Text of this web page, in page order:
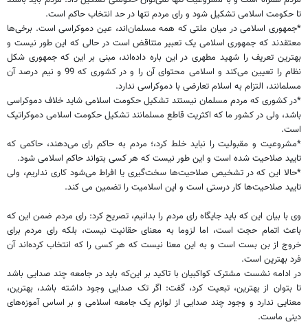
تا حکومت اسلامی تشکیل شود و رای مردم تنها در حد انتخاب حاکم است.
*جمهوری اسلامی در میان ملتی که همه مسلمان‌اند، عین دموکراسی است. برخی‌ها
معتقدند که جمهوری اسلامی یک تعبیر متناقض است در حالی که این طور نیست و
بهترین تعریف را شهید مطهری در این باره داده‌اند، مبنی بر این که جمهوری شکل
نظام را تعیین می‌کند و اسلامی محتوای آن را و در کشوری که 99 و نیم درصد آن
مسلمانند، التزام به اسلام تعارضی با دموکراسی ندارد.
*در کشوری که مردم مسلمان نیستند تشکیل حکومت اسلامی شاید خلاف دموکراسی
باشد، ولی در کشور ما که اکثریت قاطع مسلمانند تشکیل حکومت اسلامی دموکراتیک
است.
*مشروعیت و مقبولیت را نباید خلط کرد،؛ مردم به حاکم رای می‌دهند، حاکمی که
تایید صلاحیت شده است و این طور نیست که هر کسی بتواند حاکم اسلامی شود.
*حالا این که در تشخیص صلاحیت‌ها سخت‌گیری یا افراط می‌شود کاری نداریم، ولی
تایید صلاحیت‌ها کار درستی است و این اسلامیت را تضمین می کند.
وی با بیان این که باید جایگاه رای مردم را بدانیم، تصریح کرد: رای مردم ضمن این که
باعث اتمام حجت است، اما لزوما به معنای حقانیت نیست، بلکه رای مردم برای
خروج از بن بست است و به این معنا نیست که هر کسی را که انتخاب کرده‌اند آن
فرد بهترین است.
در ادامه نشست مشترک کواکبیان با تاکید بر این‌که باید در جامعه چند صدایی باشد
تا بتوان از بهترین، تبعیت کرد، گفت: اگر تک صدایی وجود داشته باشد، بهترین،
معنایی ندارد و وجود چند صدایی از لوازم یک جامعه اسلامی و بر اساس آموزه‌های
دینی ماست.